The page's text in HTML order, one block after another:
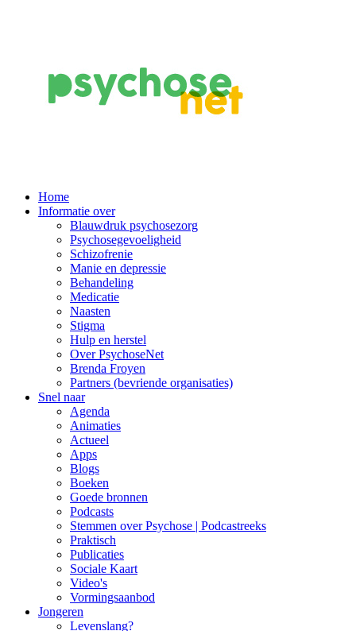
Main
Navigation
Home
Informatie over
Blauwdruk psychosezorg
Psychosegevoeligheid
Schizofrenie
Manie en depressie
Behandeling
Medicatie
Naasten
Stigma
Hulp en herstel
Over PsychoseNet
Brenda Froyen
Partners (bevriende organisaties)
Snel naar
Agenda
Animaties
Actueel
Apps
Blogs
Boeken
Goede bronnen
Podcasts
Stemmen over Psychose | Podcastreeks
Praktisch
Publicaties
Sociale Kaart
Video's
Vormingsaanbod
Jongeren
Levenslang?